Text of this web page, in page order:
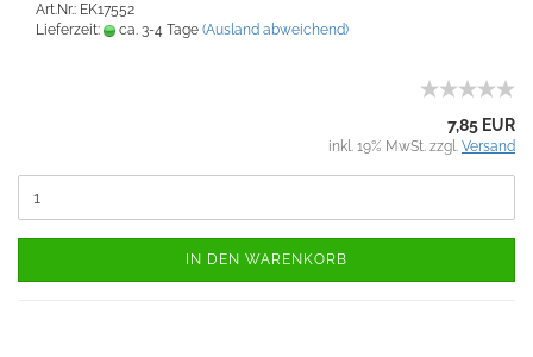
Art.Nr.: EK17552
Lieferzeit:
ca. 3-4 Tage (Ausland abweichend)
7,85 EUR
inkl. 19% MwSt. zzgl. Versand
IN DEN WARENKORB